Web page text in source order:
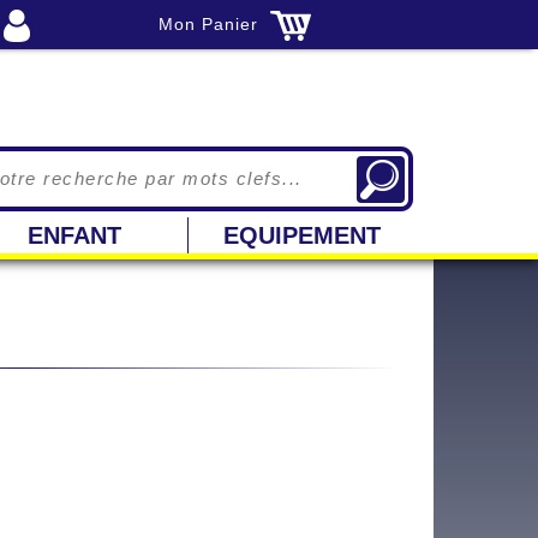
Mon Panier
ENFANT EQUIPEMENT